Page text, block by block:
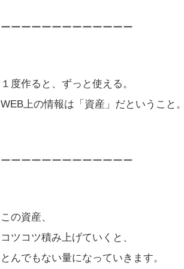
ーーーーーーーーーーーーー
１度作ると、ずっと使える。
WEB上の情報は「資産」だということ
ーーーーーーーーーーーーー
この資産、
コツコツ積み上げていくと、
とんでもない量になっていきます。